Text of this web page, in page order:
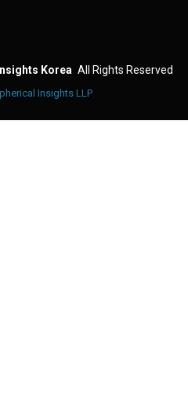
Korea All Rights Reserved
Insights LLP